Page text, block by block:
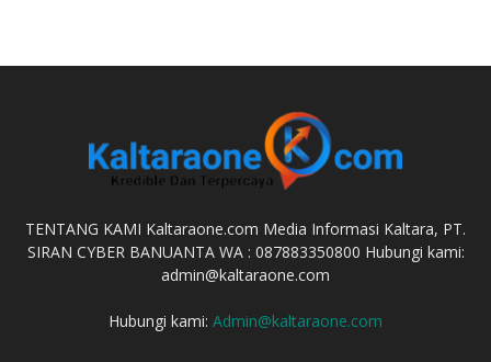
TENTANG KAMI Kaltaraone.com Media Informasi Kaltara, PT.
SIRAN CYBER BANUANTA WA : 087883350800 Hubungi kami:
admin@kaltaraone.com
Hubungi kami: Admin@kaltaraone.com